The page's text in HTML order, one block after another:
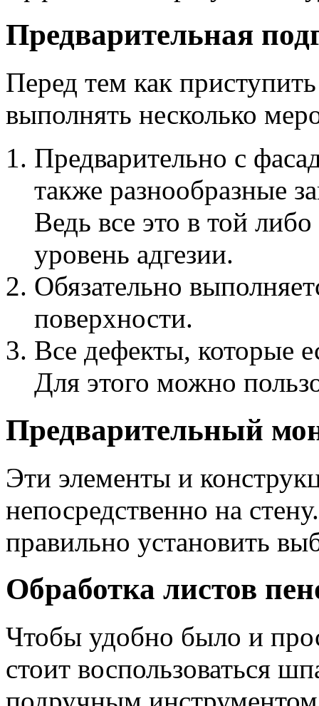
Предварительная
Перед тем как
выполнять несколько
Предварительно с
также разнообразные
Ведь все это в той
уровень адгезии.
Обязательно
поверхности.
Все дефекты, которые
Для этого можно
Предварительный
Эти элементы и
непосредственно на
правильно установить
Обработка листов
Чтобы удобно было и
стоит воспользоваться